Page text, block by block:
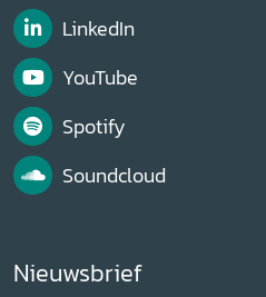
LinkedIn
YouTube
Spotify
Soundcloud
Nieuwsbrief